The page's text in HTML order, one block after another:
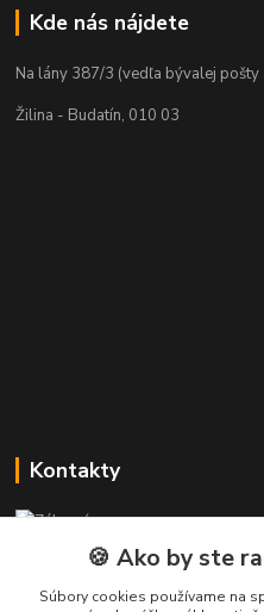
Kde nás nájdete
Na lány 387/3 (vedľa bývalej pošty
Žilina - Budatín, 010 03
Kontakty
+421 911 010
Po-Pia, 13-17 hod.
🍪 Ako by ste
Súbory cookies používame na